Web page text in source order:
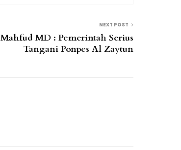
NEXT POST
Mahfud MD : Pemerintah Serius
Tangani Ponpes Al Zaytun